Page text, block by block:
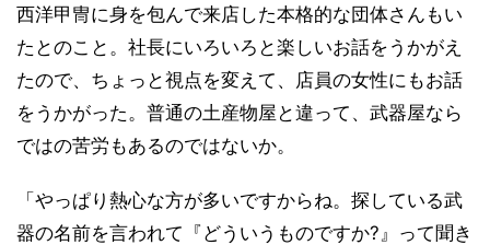
西洋甲冑に身を包んで来店した本格的な団体さんもい
たとのこと。社長にいろいろと楽しいお話をうかがえ
たので、ちょっと視点を変えて、店員の女性にもお話
をうかがった。普通の土産物屋と違って、武器屋なら
ではの苦労もあるのではないか。
「やっぱり熱心な方が多いですからね。探している武
器の名前を言われて『どういうものですか?』って聞き